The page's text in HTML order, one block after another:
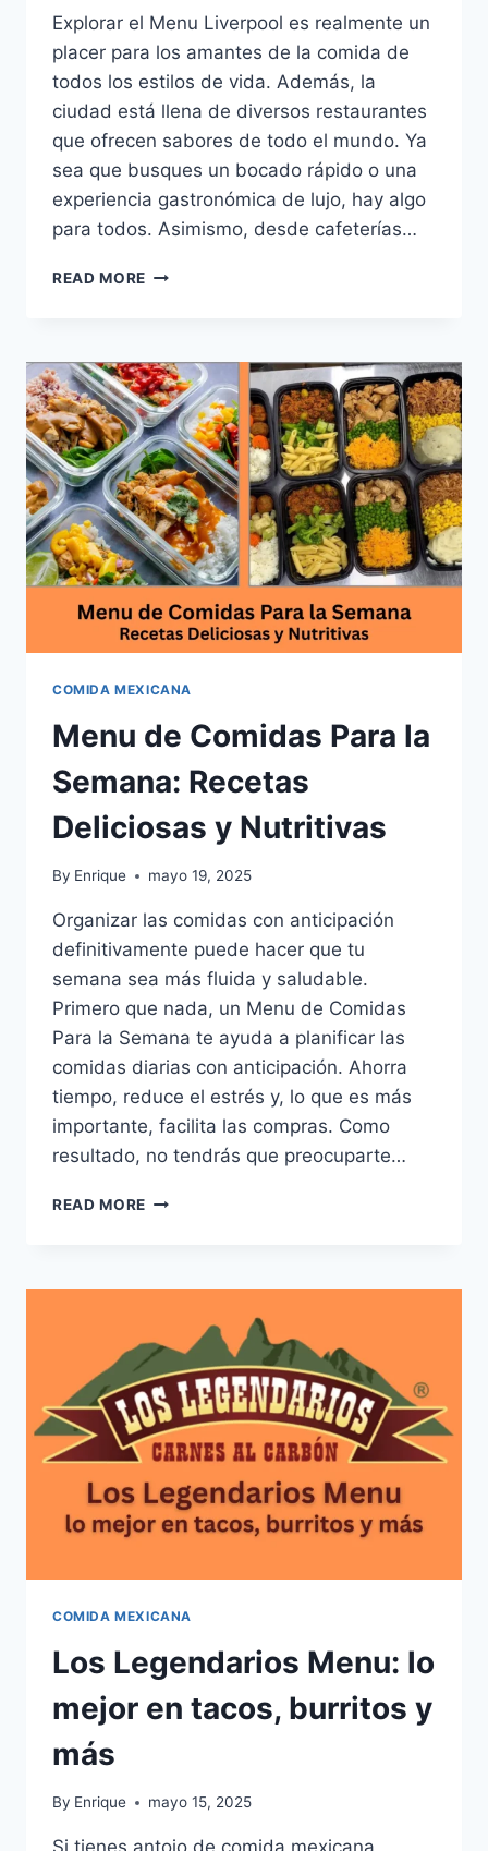
Explorar el Menu Liverpool es realmente un
placer para los amantes de la comida de
todos los estilos de vida. Además, la
ciudad está llena de diversos restaurantes
que ofrecen sabores de todo el mundo. Ya
sea que busques un bocado rápido o una
experiencia gastronómica de lujo, hay algo
para todos. Asimismo, desde cafeterías…
READ MORE MENU
DE
LA
CULTURA
EN
CADA
BOCADO
COMIDA MEXICANA
Menu de Comidas Para la
Semana: Recetas
Deliciosas y Nutritivas
By Enrique mayo 19, 2025
Organizar las comidas con anticipación
definitivamente puede hacer que tu
semana sea más fluida y saludable.
Primero que nada, un Menu de Comidas
Para la Semana te ayuda a planificar las
comidas diarias con anticipación. Ahorra
tiempo, reduce el estrés y, lo que es más
importante, facilita las compras. Como
resultado, no tendrás que preocuparte…
READ MORE MENU
LA
RECETAS
DELICIOSAS
Y
NUTRITIVAS
COMIDA MEXICANA
Los Legendarios Menu: lo
mejor en tacos, burritos y
más
By Enrique mayo 15, 2025